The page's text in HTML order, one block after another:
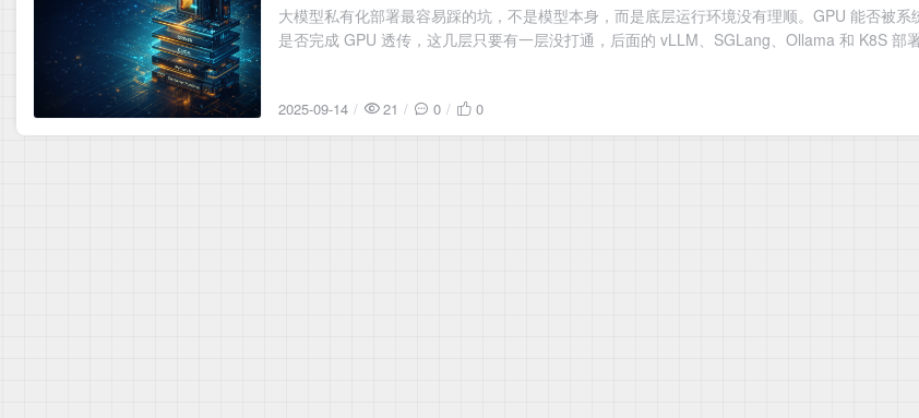
大模型私有化部署最容易踩的坑，不是模型本身，而是底层运行环境没有理顺。GPU 能否被
是否完成 GPU 透传，这几层只要有一层没打通，后面的 vLLM、SGLang、Ollama 和 K8S 部
2025-09-14 21 0 0